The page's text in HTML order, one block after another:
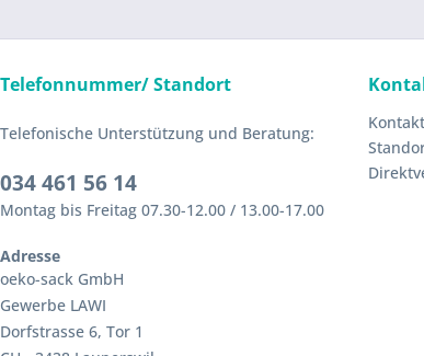
Telefonnummer/ Standort
Telefonische Unterstützung und Beratung:
034 461 56 14
Montag bis Freitag 07.30-12.00 / 13.00-17.00
Adresse
oeko-sack GmbH
Gewerbe LAWI
Dorfstrasse 6, Tor 1